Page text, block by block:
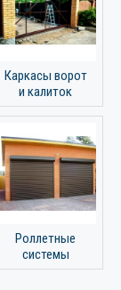
Каркасы ворот
и калиток
Роллетные
системы